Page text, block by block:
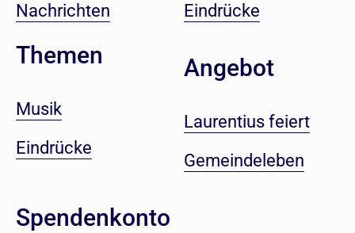
Nachrichten
Themen
Musik
Eindrücke
Eindrücke
Angebot
Laurentius feiert
Gemeindeleben
Spendenkonto